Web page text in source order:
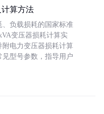
算方法
负载损耗的国家标准
变压器损耗计算实
电力变压器损耗计算
见型号参数，指导用户